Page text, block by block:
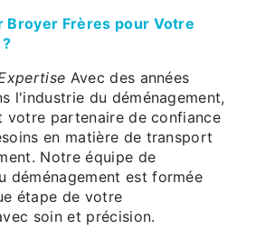
Broyer Frères pour Votre
Avec des années
l'industrie du déménagement,
votre partenaire de confiance
en matière de transport
Notre équipe de
déménagement est formée
étape de votre
soin et précision.